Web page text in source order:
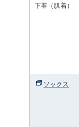
下着（肌着）
ソックス